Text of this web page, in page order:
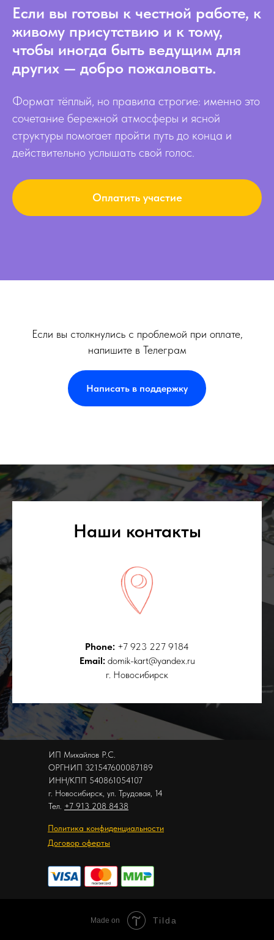
Если вы готовы к честной работе, к
живому присутствию и к тому,
чтобы иногда быть ведущим для
других — добро пожаловать.
Формат тёплый, но правила строгие: именно это
сочетание бережной атмосферы и ясной
структуры помогает пройти путь до конца и
действительно услышать свой голос.
Оплатить участие
Если вы столкнулись с проблемой при оплате,
напишите в Телеграм
Написать в поддержку
Наши контакты
Phone: +7 923 227 9184
Email: domik-kart@yandex.ru
г. Новосибирск
ИП Михайлов Р.С.
ОРГНИП 321547600087189
ИНН/КПП 540861054107
г. Новосибирск, ул. Трудовая, 14
Тел. +7 913 208 8438
Политика конфиденциальности
Договор оферты
Made on Tilda